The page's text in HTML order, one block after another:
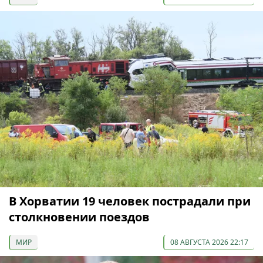
В Хорватии 19 человек пострадали при
столкновении поездов
МИР 08 АВГУСТА 2026 22:17